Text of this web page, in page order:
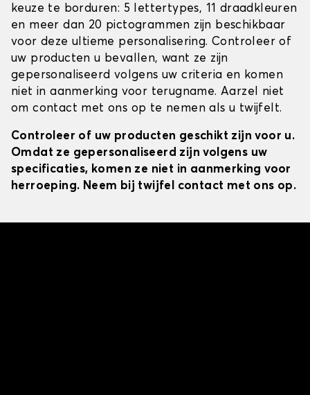
keuze te borduren: 5 lettertypes, 11 draadkleuren
en meer dan 20 pictogrammen zijn beschikbaar
voor deze ultieme personalisering. Controleer of
uw producten u bevallen, want ze zijn
gepersonaliseerd volgens uw criteria en komen
niet in aanmerking voor terugname. Aarzel niet
om contact met ons op te nemen als u twijfelt.
Controleer of uw producten geschikt zijn voor u.
Omdat ze gepersonaliseerd zijn volgens uw
specificaties, komen ze niet in aanmerking voor
herroeping. Neem bij twijfel contact met ons op.